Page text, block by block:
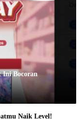
Ini Bocoran
Naik Level!